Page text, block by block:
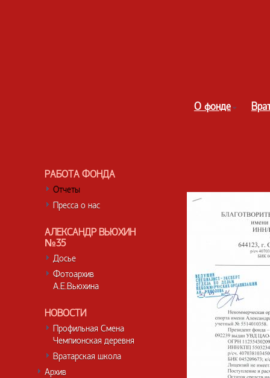
РАБОТА ФОНДА
Отчеты
Пресса о нас
АЛЕКСАНДР ВЬЮХИН
№35
Досье
Фотоархив
А.Е.Вьюхина
НОВОСТИ
Профильная Смена
Чемпионская деревня
Вратарская школа
Архив
О фонде